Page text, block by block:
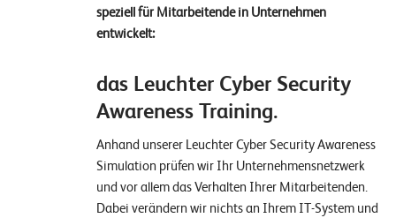
speziell für Mitarbeitende in Unternehmen
entwickelt:
das Leuchter Cyber Security
Awareness Training.
Anhand unserer Leuchter Cyber Security Awareness
Simulation prüfen wir Ihr Unternehmensnetzwerk
und vor allem das Verhalten Ihrer Mitarbeitenden.
Dabei verändern wir nichts an Ihrem IT-System und